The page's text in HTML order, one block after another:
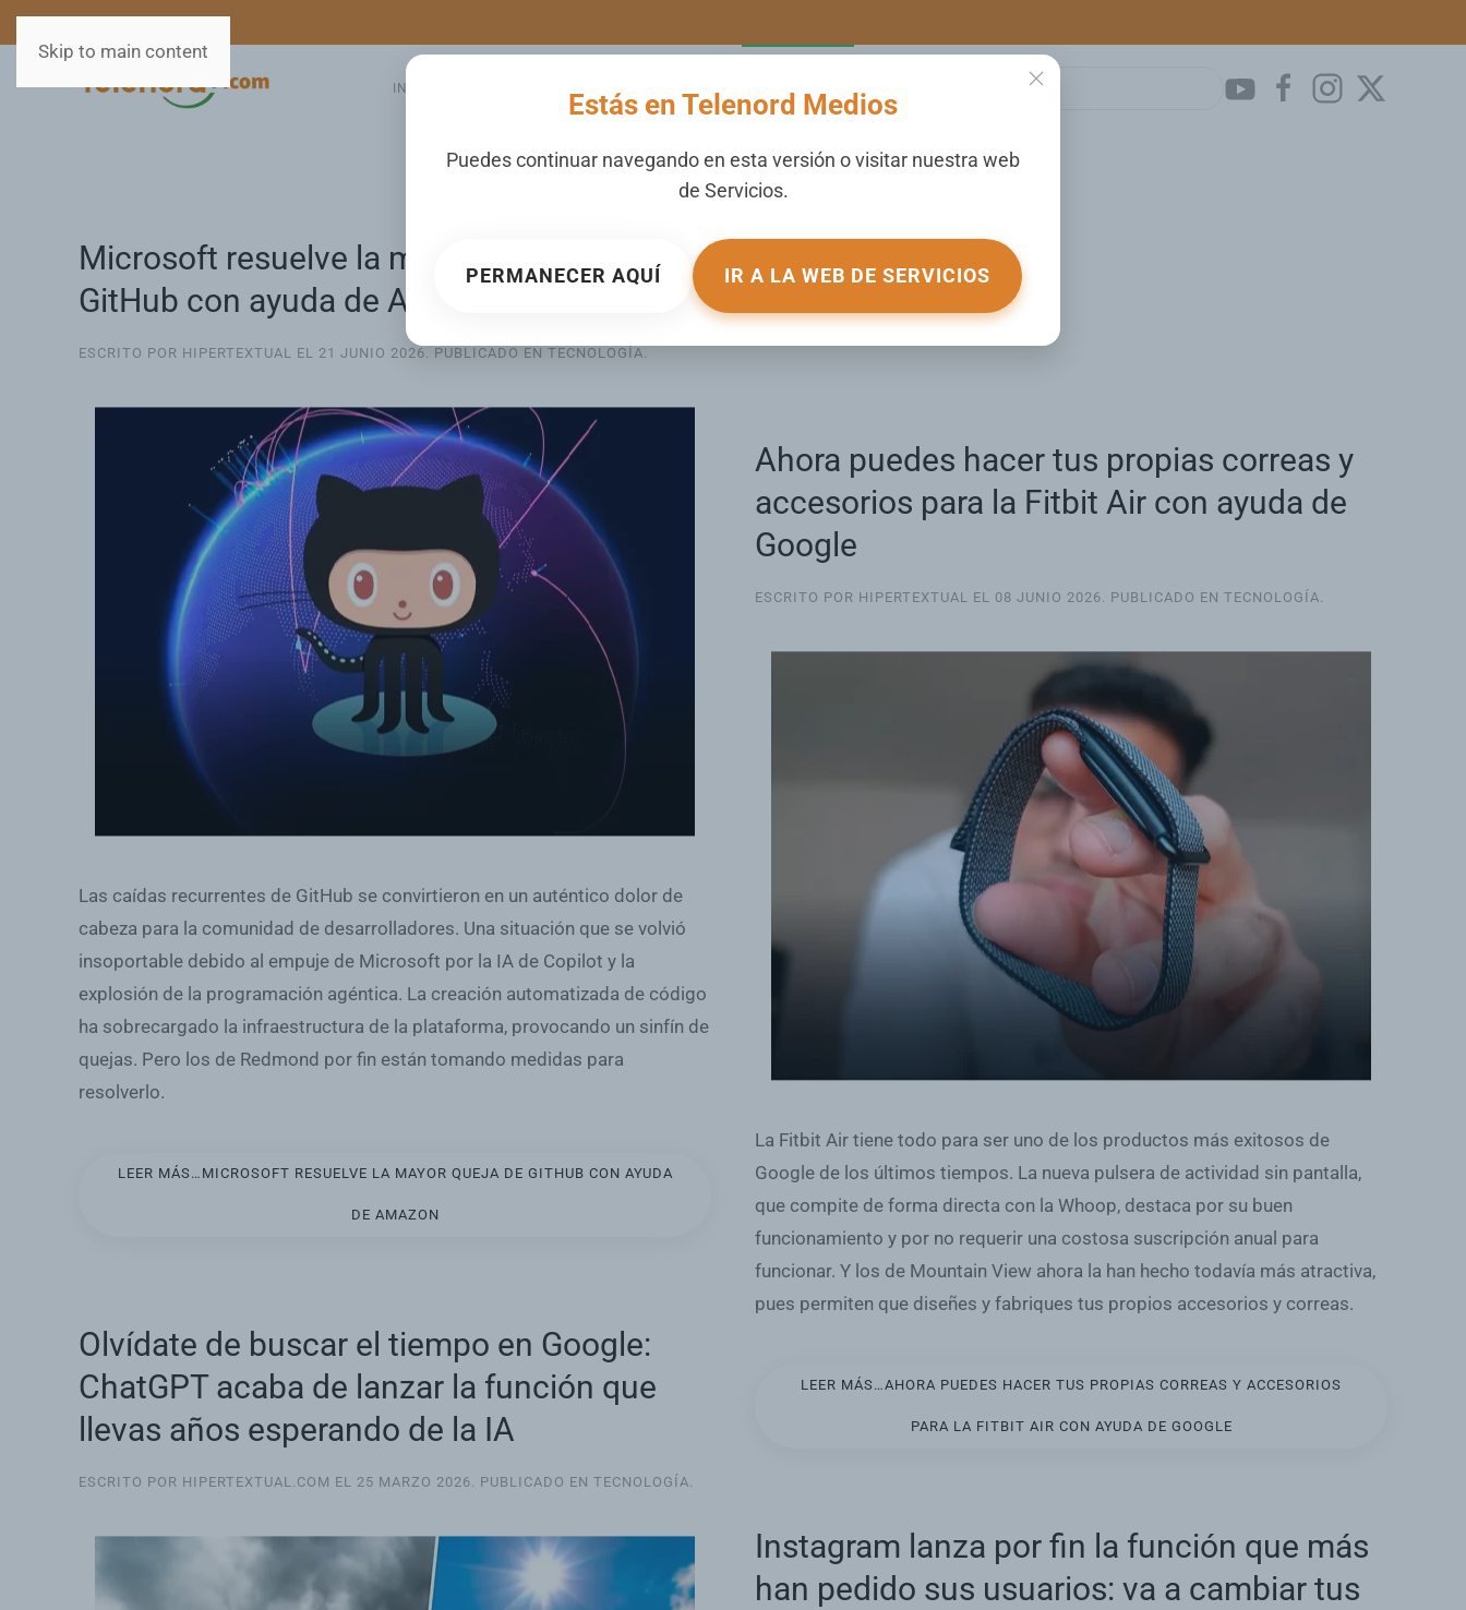
Estás en Telenord Medios
Puedes continuar navegando en esta versión o visitar nuestra web
de Servicios.
PERMANECER AQUÍ IR A LA WEB DE SERVICIOS
Skip to main content
INICIO
Microsoft resuelve la mayor queja de
GitHub con ayuda de Amazon
ESCRITO POR HIPERTEXTUAL EL 21 JUNIO 2026. PUBLICADO EN TECNOLOGÍA.
Las caídas recurrentes de GitHub se convirtieron en un auténtico dolor de
cabeza para la comunidad de desarrolladores. Una situación que se volvió
insoportable debido al empuje de Microsoft por la IA de Copilot y la
explosión de la programación agéntica. La creación automatizada de código
ha sobrecargado la infraestructura de la plataforma, provocando un sinfín de
quejas. Pero los de Redmond por fin están tomando medidas para
resolverlo.
LEER MÁS…MICROSOFT RESUELVE LA MAYOR QUEJA DE GITHUB CON AYUDA
DE AMAZON
Ahora puedes hacer tus propias correas y
accesorios para la Fitbit Air con ayuda de
Google
ESCRITO POR HIPERTEXTUAL EL 08 JUNIO 2026. PUBLICADO EN TECNOLOGÍA.
La Fitbit Air tiene todo para ser uno de los productos más exitosos de
Google de los últimos tiempos. La nueva pulsera de actividad sin pantalla,
que compite de forma directa con la Whoop, destaca por su buen
funcionamiento y por no requerir una costosa suscripción anual para
funcionar. Y los de Mountain View ahora la han hecho todavía más atractiva,
pues permiten que diseñes y fabriques tus propios accesorios y correas.
LEER MÁS…AHORA PUEDES HACER TUS PROPIAS CORREAS Y ACCESORIOS
PARA LA FITBIT AIR CON AYUDA DE GOOGLE
Olvídate de buscar el tiempo en Google:
ChatGPT acaba de lanzar la función que
llevas años esperando de la IA
ESCRITO POR HIPERTEXTUAL.COM EL 25 MARZO 2026. PUBLICADO EN TECNOLOGÍA.
Instagram lanza por fin la función que más
han pedido sus usuarios: va a cambiar tus